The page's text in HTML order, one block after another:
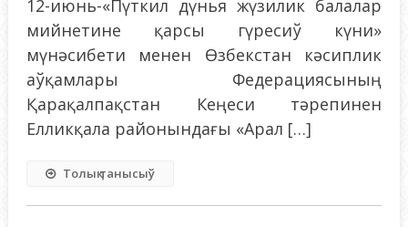
12-июнь-«Пүткил дүнья жүзилик балалар
мийнетине қарсы гүресиў күни»
мүнәсибети менен Өзбекстан кәсиплик
аўқамлары Федерациясының
Қарақалпақстан Кеңеси тәрепинен
Елликқала районындағы «Арал […]
Толық танысыў